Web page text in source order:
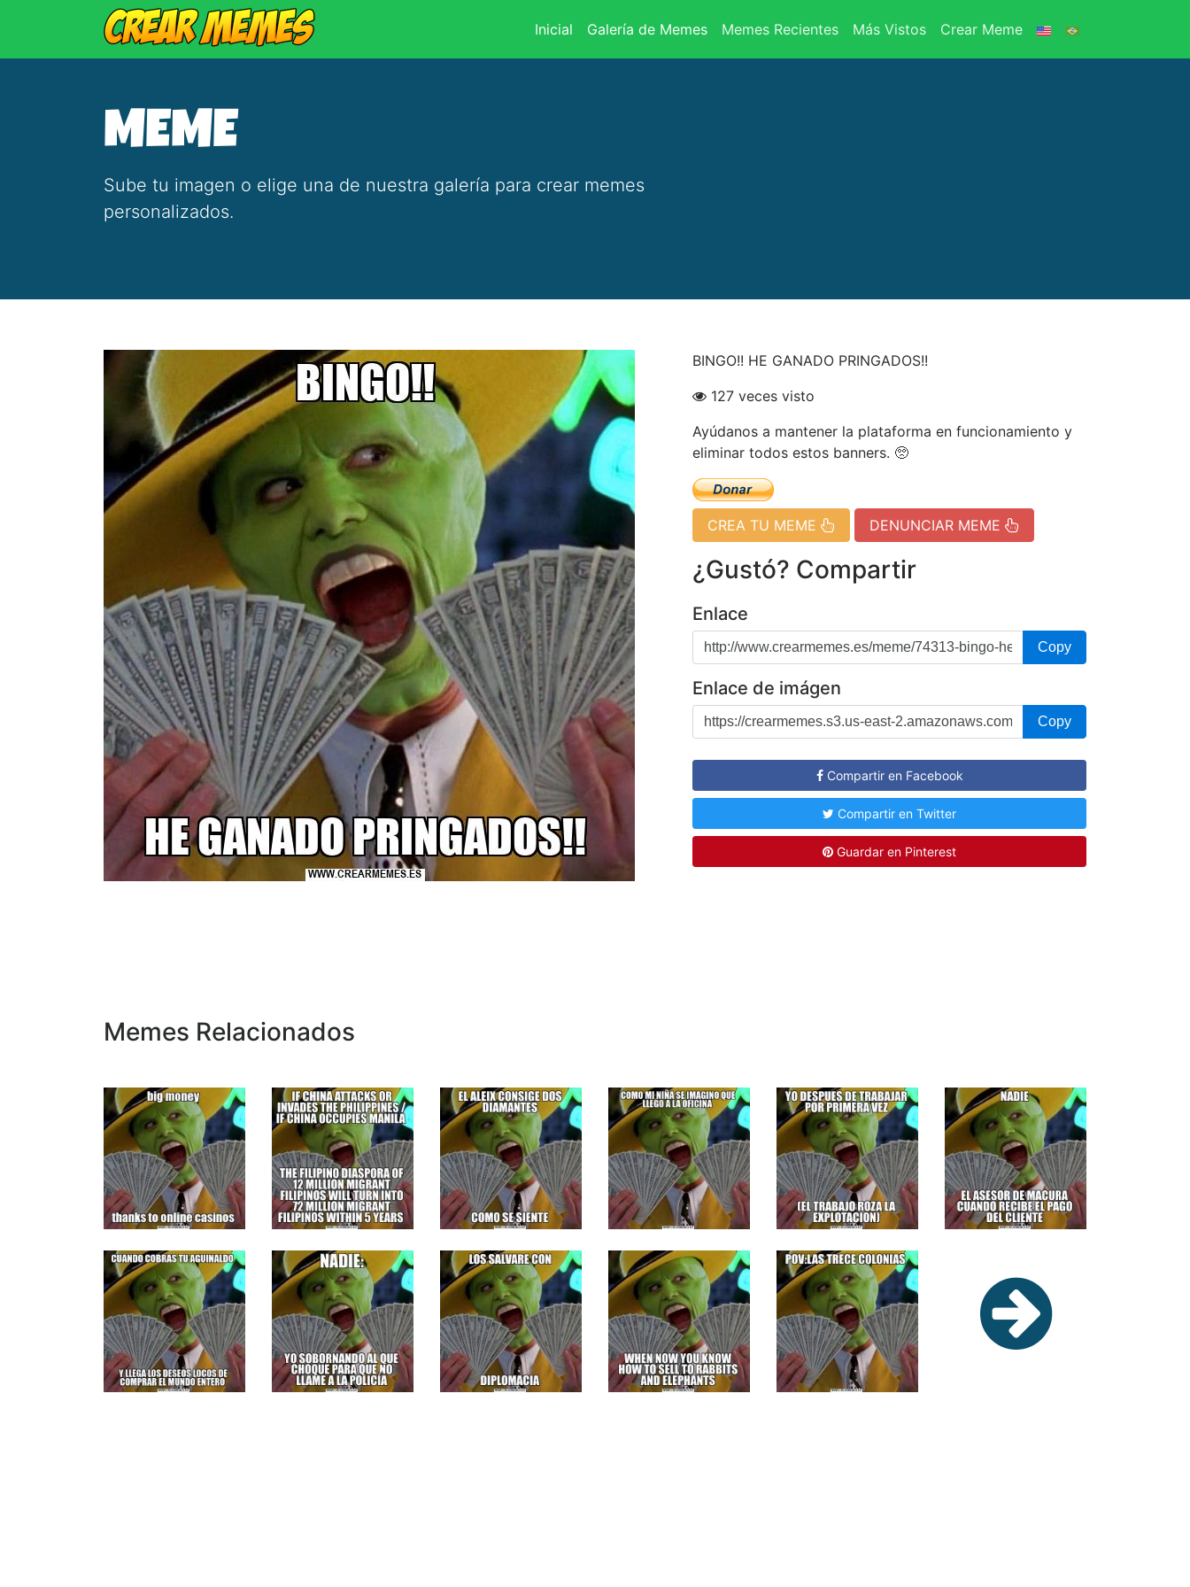
Inicial (current)
Galería de Memes Memes Recientes Más Vistos Crear Meme
MEME
Sube tu imagen o elige una de nuestra galería para crear memes
personalizados.
BINGO!! HE GANADO PRINGADOS!!
127 veces visto
Ayúdanos a mantener la plataforma en funcionamiento y
eliminar todos estos banners. 🥺
CREA TU MEME DENUNCIAR MEME
¿Gustó? Compartir
Enlace
Copy
Enlace de imágen
Copy
Compartir en Facebook
Compartir en Twitter
Guardar en Pinterest
Memes Relacionados